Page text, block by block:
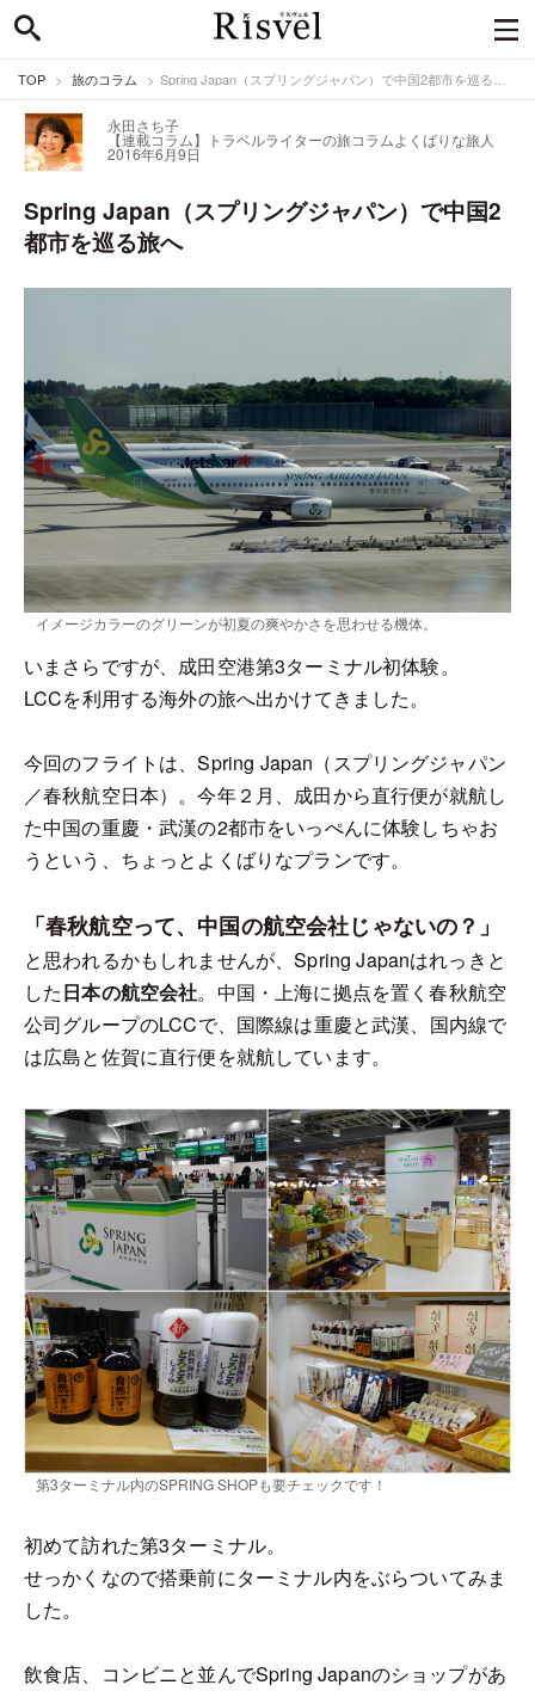
TOP 旅のコラム Spring Japan（スプリングジャパン）で中国2都市を巡る旅へ
永田さち子
【連載コラム】トラベルライターの旅コラムよくばりな旅人
2016年6月9日
Spring Japan（スプリングジャパン）で中国2
都市を巡る旅へ
イメージカラーのグリーンが初夏の爽やかさを思わせる機体。
いまさらですが、成田空港第3ターミナル初体験。
LCCを利用する海外の旅へ出かけてきました。
今回のフライトは、Spring Japan（スプリングジャパン
／春秋航空日本）。今年２月、成田から直行便が就航し
た中国の重慶・武漢の2都市をいっぺんに体験しちゃお
うという、ちょっとよくばりなプランです。
「春秋航空って、中国の航空会社じゃないの？」
と思われるかもしれませんが、Spring Japanはれっきと
した日本の航空会社。中国・上海に拠点を置く春秋航空
公司グループのLCCで、国際線は重慶と武漢、国内線で
は広島と佐賀に直行便を就航しています。
第3ターミナル内のSPRING SHOPも要チェックです！
初めて訪れた第3ターミナル。
せっかくなので搭乗前にターミナル内をぶらついてみま
した。
飲食店、コンビニと並んでSpring Japanのショップがあ